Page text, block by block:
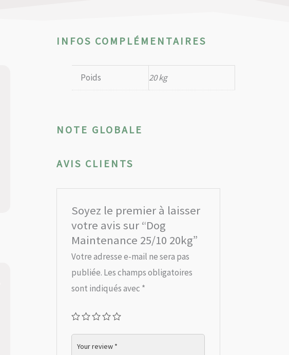
INFOS COMPLÉMENTAIRES
Poids 20 kg
NOTE GLOBALE
AVIS CLIENTS
Soyez le premier à laisser
votre avis sur “Dog
Maintenance 25/10 20kg”
Votre adresse e-mail ne sera pas
publiée. Les champs obligatoires
sont indiqués avec *